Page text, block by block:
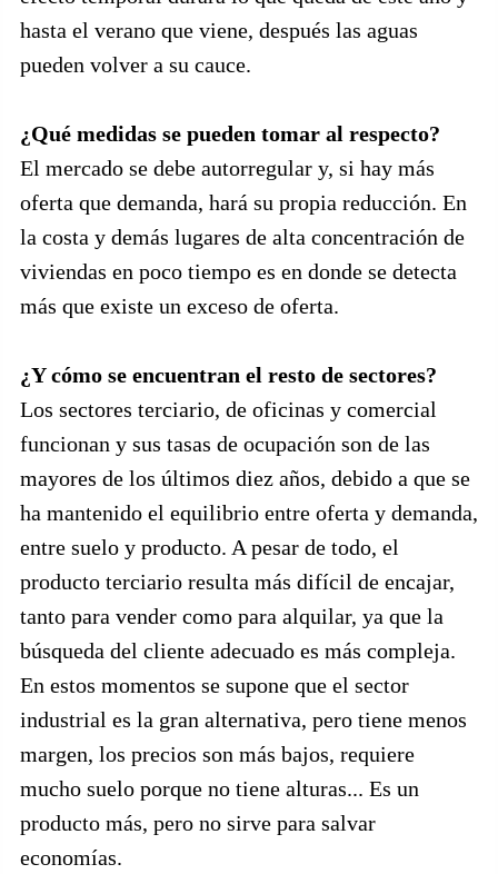
hasta el verano que viene, después las aguas
pueden volver a su cauce.
¿Qué medidas se pueden tomar al respecto?
El mercado se debe autorregular y, si hay más
oferta que demanda, hará su propia reducción. En
la costa y demás lugares de alta concentración de
viviendas en poco tiempo es en donde se detecta
más que existe un exceso de oferta.
¿Y cómo se encuentran el resto de sectores?
Los sectores terciario, de oficinas y comercial
funcionan y sus tasas de ocupación son de las
mayores de los últimos diez años, debido a que se
ha mantenido el equilibrio entre oferta y demanda,
entre suelo y producto. A pesar de todo, el
producto terciario resulta más difícil de encajar,
tanto para vender como para alquilar, ya que la
búsqueda del cliente adecuado es más compleja.
En estos momentos se supone que el sector
industrial es la gran alternativa, pero tiene menos
margen, los precios son más bajos, requiere
mucho suelo porque no tiene alturas... Es un
producto más, pero no sirve para salvar
economías.